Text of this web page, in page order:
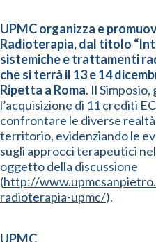
UPMC organizza e
Radioterapia, dal titolo
sistemiche e trattamenti
che si terrà il 13 e 14
Ripetta a Roma. Il
l’acquisizione di 11 crediti
confrontare le diverse
territorio, evidenziando le
sugli approcci terapeutici
oggetto della discussione
(http://
radioterapia-upmc/).
UPMC